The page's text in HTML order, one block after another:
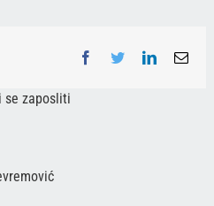
Facebook
TwitterLinkedInEmail
se zaposliti